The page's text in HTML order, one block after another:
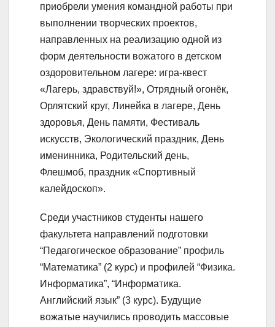
приобрели умения командной работы при
выполнении творческих проектов,
направленных на реализацию одной из
форм деятельности вожатого в детском
оздоровительном лагере: игра-квест
«Лагерь, здравствуй!», Отрядный огонёк,
Орлятский круг, Линейка в лагере, День
здоровья, День памяти, Фестиваль
искусств, Экологический праздник, День
именинника, Родительский день,
Флешмоб, праздник «Спортивный
калейдоскоп».
Среди участников студенты нашего
факультета направлений подготовки
“Педагогическое образование” профиль
“Математика” (2 курс) и профилей “Физика.
Информатика”, “Информатика.
Английский язык” (3 курс). Будущие
вожатые научились проводить массовые